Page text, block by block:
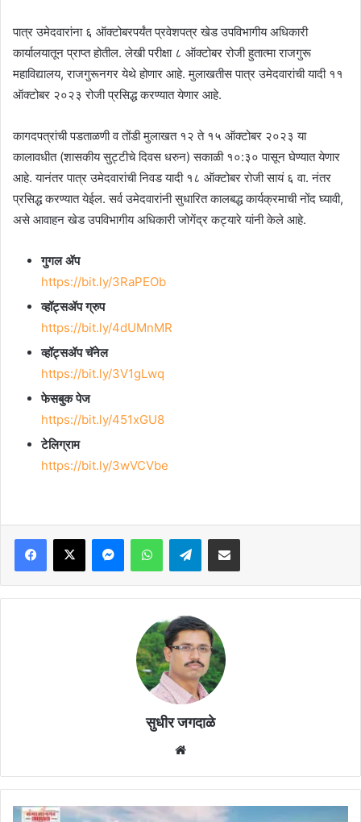
पात्र उमेदवारांना ६ ऑक्टोबरपर्यंत प्रवेशपत्र खेड उपविभागीय अधिकारी
कार्यालयातून प्राप्त होतील. लेखी परीक्षा ८ ऑक्टोबर रोजी हुतात्मा राजगुरू
महाविद्यालय, राजगुरूनगर येथे होणार आहे. मुलाखतीस पात्र उमेदवारांची यादी ११
ऑक्टोबर २०२३ रोजी प्रसिद्ध करण्यात येणार आहे.
कागदपत्रांची पडताळणी व तोंडी मुलाखत १२ ते १५ ऑक्टोबर २०२३ या
कालावधीत (शासकीय सुट्टीचे दिवस धरुन) सकाळी १०:३० पासून घेण्यात येणार
आहे. यानंतर पात्र उमेदवारांची निवड यादी १८ ऑक्टोबर रोजी सायं ६ वा. नंतर
प्रसिद्ध करण्यात येईल. सर्व उमेदवारांनी सुधारित कालबद्ध कार्यक्रमाची नोंद घ्यावी,
असे आवाहन खेड उपविभागीय अधिकारी जोगेंद्र कट्यारे यांनी केले आहे.
गुगल ॲप
https://bit.ly/3RaPEOb
व्हॉट्सॲप ग्रुप
https://bit.ly/4dUMnMR
व्हॉट्सॲप चॅनेल
https://bit.ly/3V1gLwq
फेसबुक पेज
https://bit.ly/451xGU8
टेलिग्राम
https://bit.ly/3wVCVbe
Facebook
X MessengerWhatsAppTelegramShare via Email
सुधीर जगदाळे
पैठण,